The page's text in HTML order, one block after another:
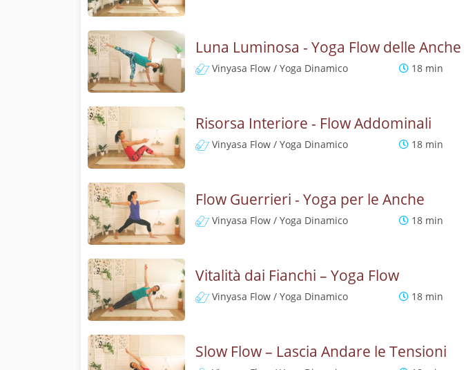
Luna Luminosa - Yoga Flow delle Anche
Vinyasa Flow / Yoga Dinamico 18 min
Risorsa Interiore - Flow Addominali
Vinyasa Flow / Yoga Dinamico 18 min
Flow Guerrieri - Yoga per le Anche
Vinyasa Flow / Yoga Dinamico 18 min
Vitalità dai Fianchi – Yoga Flow
Vinyasa Flow / Yoga Dinamico 18 min
Slow Flow – Lascia Andare le Tensioni